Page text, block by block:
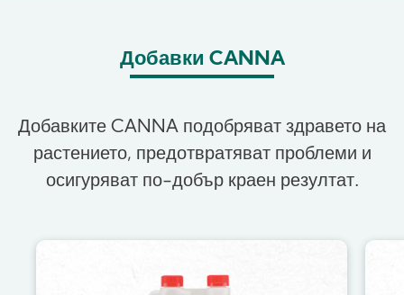
Добавки CANNA
Добавките CANNA подобряват здравето на
растението, предотвратяват проблеми и
осигуряват по-добър краен резултат.